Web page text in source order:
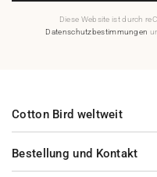
Diese Website ist durch
Datenschutzbestimmungen
Bestellung und Kontakt
Cotton Bird weltweit